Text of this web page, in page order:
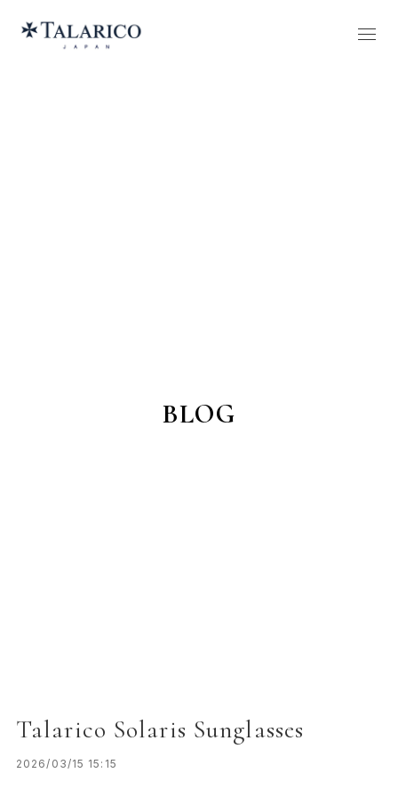
BLOG
Talarico Solaris Sunglasses
2026/03/15 15:15